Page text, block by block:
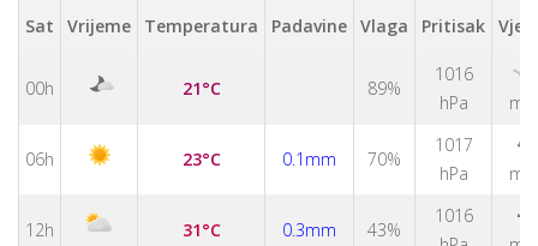
Sat Vrijeme Temperatura Padavine Vlaga Pritisak
00h 21°C 89%
1016
hPa
↑
m/s
06h 23°C 0.1mm 70%
1017
hPa
↑
m/s
12h 31°C 0.3mm 43%
1016
↑